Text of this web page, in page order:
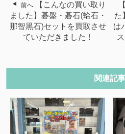
前へ
【こんなの買い取り
ました】碁盤・碁石(蛤石・
那智黒石)セットを買取させ
ていただきました！
た
は
関連記事